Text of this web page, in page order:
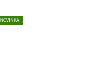
NOVINKA